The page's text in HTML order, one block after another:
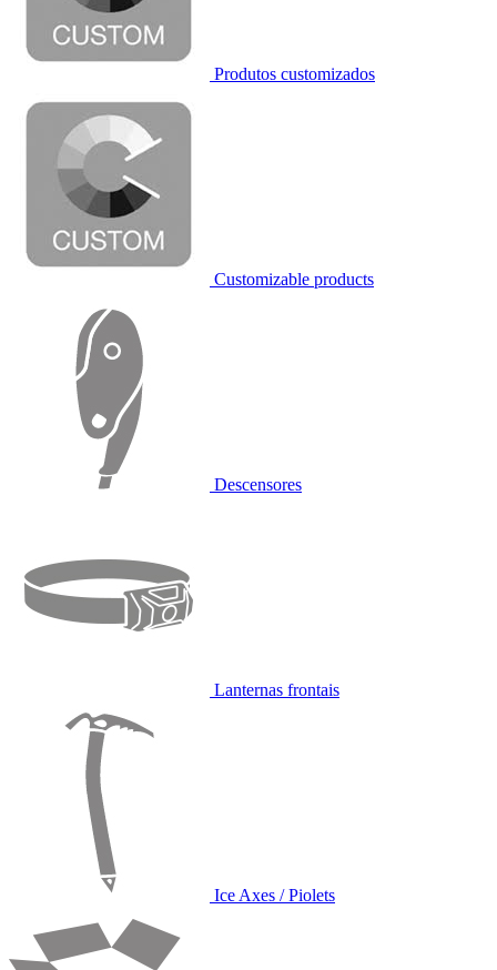
Produtos customizados
Customizable products
Descensores
Lanternas frontais
Ice Axes / Piolets